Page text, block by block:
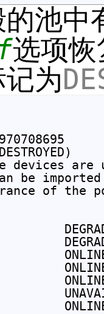
池中
选项
为
devices are
be
of the